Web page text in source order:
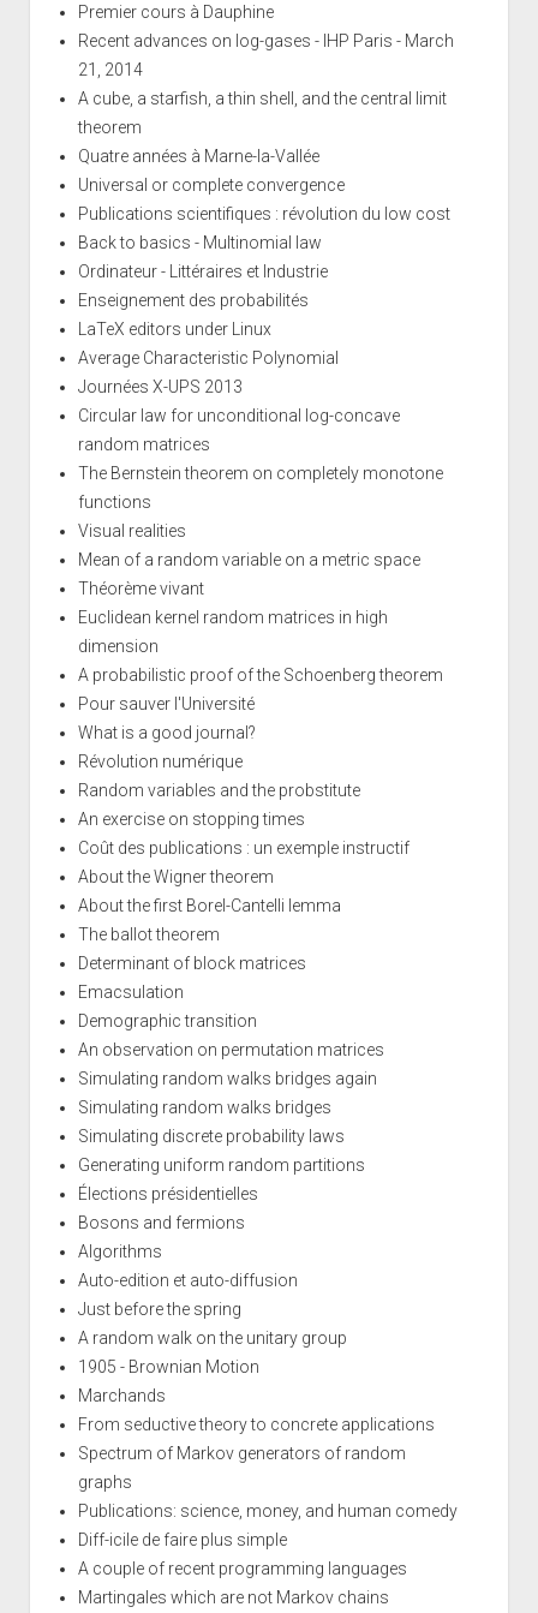
Premier cours à Dauphine
Recent advances on log-gases - IHP Paris - March
21, 2014
A cube, a starfish, a thin shell, and the central limit
theorem
Quatre années à Marne-la-Vallée
Universal or complete convergence
Publications scientifiques : révolution du low cost
Back to basics - Multinomial law
Ordinateur - Littéraires et Industrie
Enseignement des probabilités
LaTeX editors under Linux
Average Characteristic Polynomial
Journées X-UPS 2013
Circular law for unconditional log-concave
random matrices
The Bernstein theorem on completely monotone
functions
Visual realities
Mean of a random variable on a metric space
Théorème vivant
Euclidean kernel random matrices in high
dimension
A probabilistic proof of the Schoenberg theorem
Pour sauver l'Université
What is a good journal?
Révolution numérique
Random variables and the probstitute
An exercise on stopping times
Coût des publications : un exemple instructif
About the Wigner theorem
About the first Borel-Cantelli lemma
The ballot theorem
Determinant of block matrices
Emacsulation
Demographic transition
An observation on permutation matrices
Simulating random walks bridges again
Simulating random walks bridges
Simulating discrete probability laws
Generating uniform random partitions
Élections présidentielles
Bosons and fermions
Algorithms
Auto-edition et auto-diffusion
Just before the spring
A random walk on the unitary group
1905 - Brownian Motion
Marchands
From seductive theory to concrete applications
Spectrum of Markov generators of random
graphs
Publications: science, money, and human comedy
Diff-icile de faire plus simple
A couple of recent programming languages
Martingales which are not Markov chains